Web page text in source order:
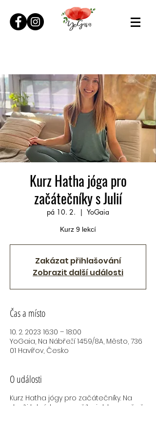
Kurz Hatha jóga pro
začátečníky s Julií
pá 10. 2.
  |
YoGaia
Kurz 9 lekcí
Zakázat přihlašování
Zobrazit další události
Čas a místo
10. 2. 2023 16:30 – 18:00
YoGaia, Na Nábřeží 1459/8A, Město, 736
01 Havířov, Česko
O události
Kurz Hatha jógy pro začátečníky. Na
devíti lekcích se naučíte jak bezpečně